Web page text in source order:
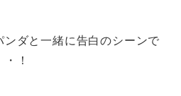
ダと一緒に告白のシーンで
！